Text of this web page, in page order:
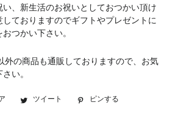
、新生活のお祝いとしておつかい頂け
ておりますのでギフトやプレゼントに
つかい下さい。
外の商品も通販しておりますので、お気
い。
Facebookツイート
Twitter ピンする